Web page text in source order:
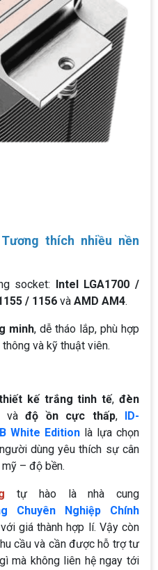
thích nhiều nền
socket:
Intel LGA1700 /
/ 1156 và AMD AM4.
minh, dễ tháo lắp, phù hợp
và kỹ thuật viên.
kế trắng tinh tế,đèn
vàđộ ồn cực thấp,
ID-
White Edition là lựa chọn
dùng yêu thích sự cân
– độ bền.
tự hào là nhà cung
Chuyên Nghiệp Chính
giá thành hợp lí. Vậy còn
cầu và cần được hỗ trợ tư
mà không liên hệ ngay tới